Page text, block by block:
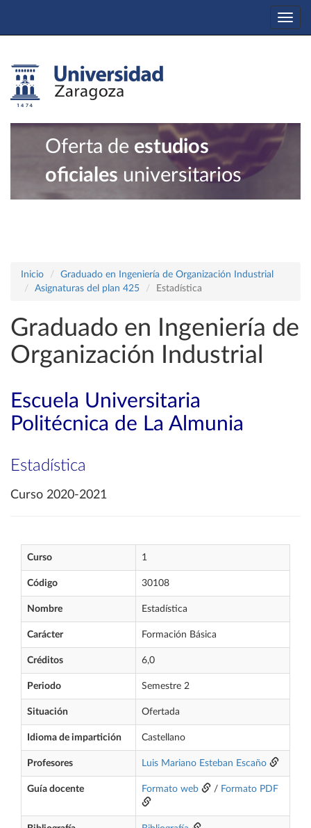
Oferta de estudios
oficiales universitarios
Inicio
Graduado en Ingeniería de Organización Industrial
Asignaturas del plan 425
Estadística
Graduado en Ingeniería de
Organización Industrial
Escuela Universitaria
Politécnica de La Almunia
Estadística
Curso 2020-2021
Curso 1
Código 30108
Nombre Estadística
Carácter Formación Básica
Créditos 6,0
Periodo Semestre 2
Situación Ofertada
Idioma de impartición Castellano
Profesores Luis Mariano Esteban Escaño
Guía docente Formato web / Formato PDF